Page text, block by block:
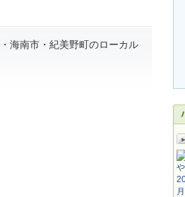
海南市・紀美野町のローカル